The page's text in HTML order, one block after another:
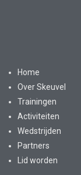
Home
Over Skeuvel
Trainingen
Activiteiten
Wedstrijden
Partners
Lid worden